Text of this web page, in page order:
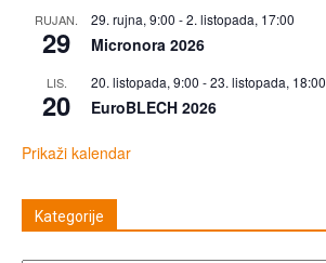
RUJAN.
29
29. rujna, 9:00 -2. listopada, 17:00
Micronora 2026
LIS.
20
20. listopada, 9:00 -23. listopada, 18:00
EuroBLECH 2026
Prikaži kalendar
Kategorije
Kategorije